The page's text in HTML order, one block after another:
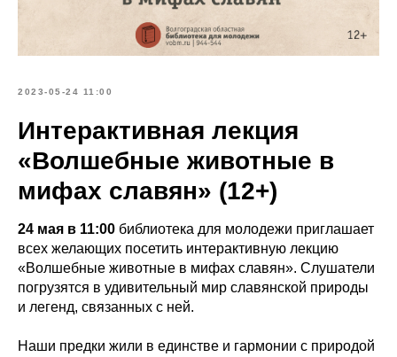
2023-05-24 11:00
Интерактивная лекция
«Волшебные животные в
мифах славян» (12+)
24 мая в 11:00 библиотека для молодежи приглашает
всех желающих посетить интерактивную лекцию
«Волшебные животные в мифах славян». Слушатели
погрузятся в удивительный мир славянской природы
и легенд, связанных с ней.
Наши предки жили в единстве и гармонии с природой